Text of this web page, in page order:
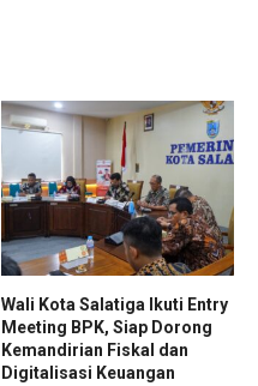
Wali Kota Salatiga Ikuti Entry
Meeting BPK, Siap Dorong
Kemandirian Fiskal dan
Digitalisasi Keuangan